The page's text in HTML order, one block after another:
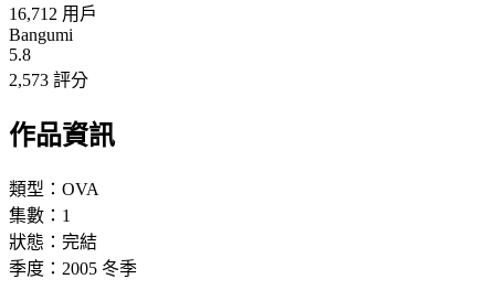
16,712 用戶
Bangumi
5.8
2,573 評分
作品資訊
類型： OVA
集數： 1
狀態： 完結
季度： 2005 冬季